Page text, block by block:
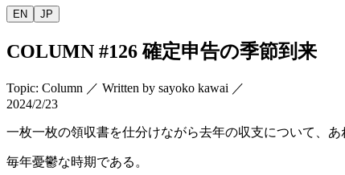
EN JP
COLUMN #126確定申告の季節到来
Topic: Column ／ Written by sayoko kawai ／
2024/2/23
一枚一枚の領収書を仕分けながら去年の収支について、あ
毎年憂鬱な時期である。